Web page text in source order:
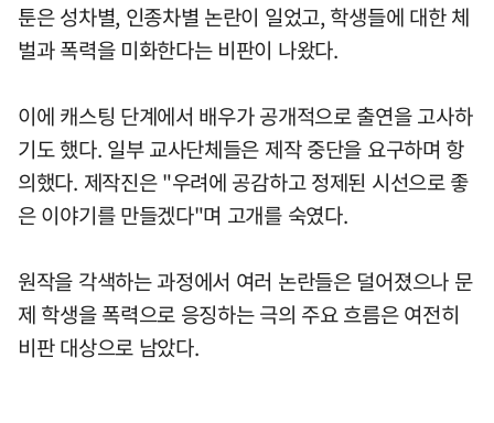
툰은 성차별, 인종차별 논란이 일었고, 학생들에 대한 체
벌과 폭력을 미화한다는 비판이 나왔다.
이에 캐스팅 단계에서 배우가 공개적으로 출연을 고사하
기도 했다. 일부 교사단체들은 제작 중단을 요구하며 항
의했다. 제작진은 "우려에 공감하고 정제된 시선으로 좋
은 이야기를 만들겠다"며 고개를 숙였다.
원작을 각색하는 과정에서 여러 논란들은 덜어졌으나 문
제 학생을 폭력으로 응징하는 극의 주요 흐름은 여전히
비판 대상으로 남았다.